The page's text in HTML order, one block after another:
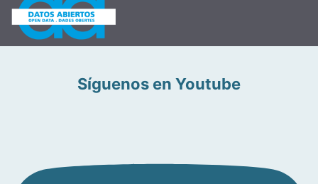
Síguenos en Youtube